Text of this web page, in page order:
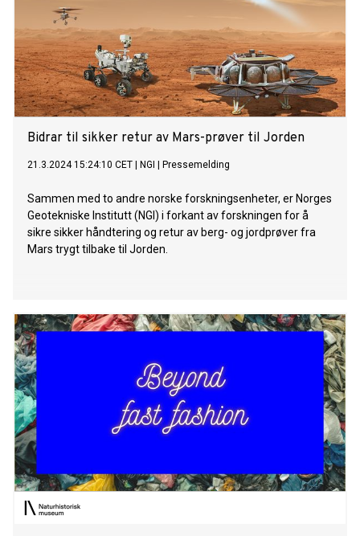
Bidrar til sikker retur av Mars-prøver til Jorden
21.3.2024 15:24:10 CET NGI Pressemelding
Sammen med to andre norske forskningsenheter, er Norges
Geotekniske Institutt (NGI) i forkant av forskningen for å
sikre sikker håndtering og retur av berg- og jordprøver fra
Mars trygt tilbake til Jorden.